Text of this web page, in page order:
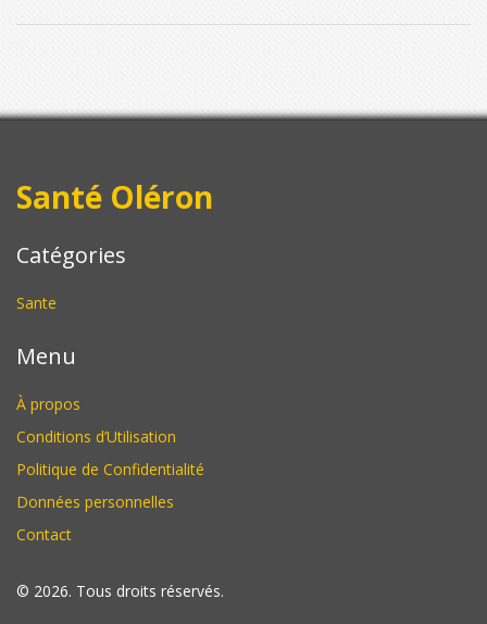
Santé Oléron
Catégories
Sante
Menu
À propos
Conditions d’Utilisation
Politique de Confidentialité
Données personnelles
Contact
© 2026. Tous droits réservés.